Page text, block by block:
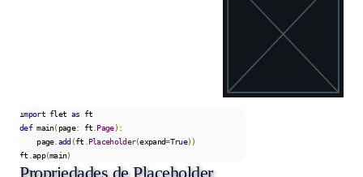
import flet as
def main(page: ft Page):
    page
. add(ft Placeholder(expand=True))
ft app(main)
Propriedades de Placeholder